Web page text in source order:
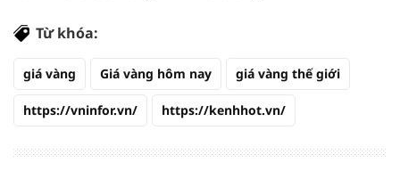
Từ khóa:
giá vàng Giá vàng hôm nay giá vàng thế giới
https://vninfor.vn/ https://kenhhot.vn/